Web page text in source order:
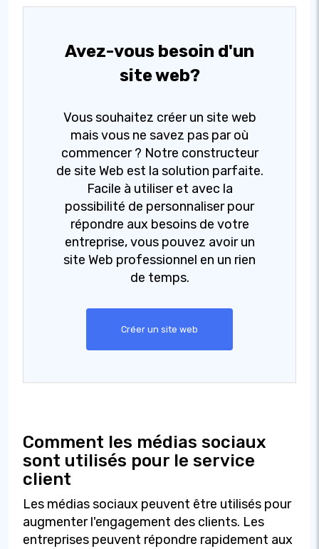
Avez-vous besoin d'un
site web?
Vous souhaitez créer un site web
mais vous ne savez pas par où
commencer ? Notre constructeur
de site Web est la solution parfaite.
Facile à utiliser et avec la
possibilité de personnaliser pour
répondre aux besoins de votre
entreprise, vous pouvez avoir un
site Web professionnel en un rien
de temps.
Créer un site web
Comment les médias sociaux
sont utilisés pour le service
client
Les médias sociaux peuvent être utilisés pour
augmenter l'engagement des clients. Les
entreprises peuvent répondre rapidement aux